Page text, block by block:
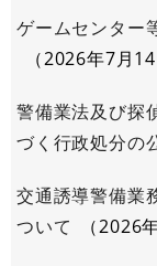
ゲームセンター
2026年7月14
警備業法及び探
づく行政処分の
交通誘導警備業
ついて
2026